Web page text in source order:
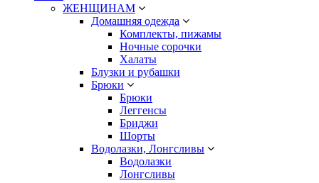
ЖЕНЩИНАМ
Домашняя одежда
Комплекты, пижамы
Ночные сорочки
Халаты
Блузки и рубашки
Брюки
Брюки
Леггенсы
Бриджи
Шорты
Водолазки, Лонгсливы
Водолазки
Лонгсливы